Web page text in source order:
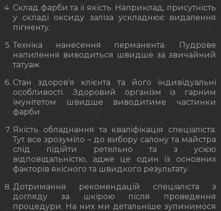
Склад фарби та її якість. Наприклад, присутність
у складі оксиду заліза ускладнює видалення
пігменту.
Техніка нанесення перманента. Пудрове
напилення виводиться швидше за звичайний
татуаж.
Стан здоров’я клієнта та його індивідуальні
особливості. Здоровий організм із гарним
імунітетом швидше виводитиме частинки
фарби.
Якість обладнання та кваліфікація спеціаліста.
Тут все зрозуміло – до вибору салону та майстра
слід підійти ретельно та з усією
відповідальністю, адже це один із основних
факторів якісного та швидкого результату.
Дотримання рекомендацій спеціаліста з
догляду за шкірою після проведення
процедури. На них ми детальніше зупинимося